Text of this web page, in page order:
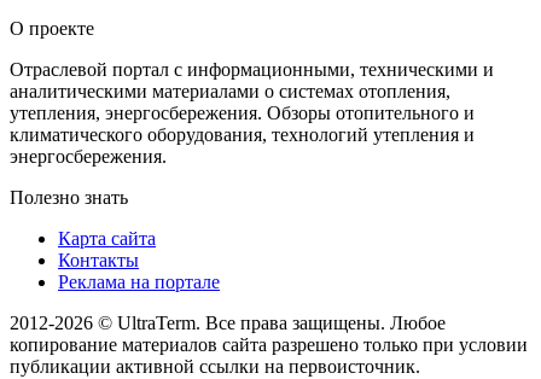
О проекте
Отраслевой портал с информационными, техническими и
аналитическими материалами о системах отопления,
утепления, энергосбережения. Обзоры отопительного и
климатического оборудования, технологий утепления и
энергосбережения.
Полезно знать
Карта сайта
Контакты
Реклама на портале
2012-2026 © UltraTerm. Все права защищены. Любое
копирование материалов сайта разрешено только при условии
публикации активной ссылки на первоисточник.